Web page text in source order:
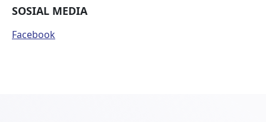
SOSIAL MEDIA
Facebook